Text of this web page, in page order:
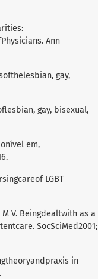
Ann
gay,
gay, bisexual,
em,
LGBT
M V. Beingdealtwith as a
SocSciMed2001;
in